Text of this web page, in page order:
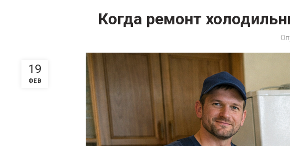
Когда ремонт
19
ФЕВ